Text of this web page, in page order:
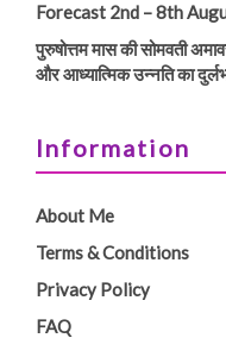
Forecast 2nd – 8th
पुरुषोत्तम मास की सोमवती
और आध्यात्मिक उन्नति का
Information
About Me
Terms & Conditions
Privacy Policy
FAQ